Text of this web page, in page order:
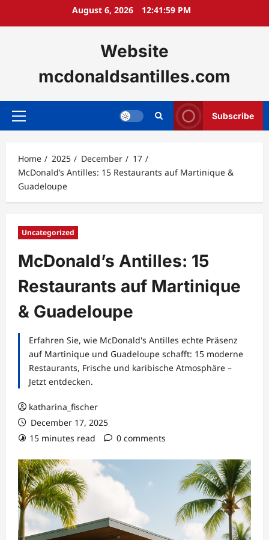
August 6, 2026 12:42:00 PM
Website
mcdonaldsantilles.com
Primary
Subscribe
Home 2025 December
17
McDonald’s Antilles: 15 Restaurants auf Martinique &
Guadeloupe
Uncategorized
McDonald’s Antilles: 15
Restaurants auf Martinique
& Guadeloupe
Erfahren Sie, wie McDonald's Antilles echte Präsenz
auf Martinique und Guadeloupe schafft: 15 moderne
Restaurants, Frische und karibische Atmosphäre –
Jetzt entdecken.
katharina_fischer
December 17, 2025
15 minutes read
0 comments